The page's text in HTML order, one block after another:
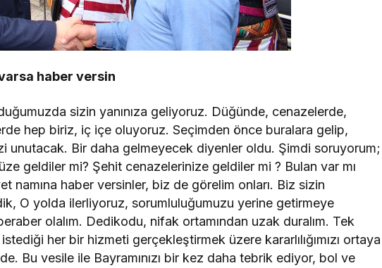
haber versin
sizin yanınıza geliyoruz. Düğünde, cenazelerde,
hep biriz, iç içe oluyoruz. Seçimden önce buralara gelip,
unutacak. Bir daha gelmeyecek diyenler oldu. Şimdi soruyorum;
geldiler mi? Şehit cenazelerinize geldiler mi ? Bulan var mı
namına haber versinler, biz de görelim onları. Biz sizin
O yolda ilerliyoruz, sorumluluğumuzu yerine getirmeye
olalım. Dedikodu, nifak ortamından uzak duralım. Tek
istediği her bir hizmeti gerçekleştirmek üzere kararlılığımızı ortaya
Bu vesile ile Bayramınızı bir kez daha tebrik ediyor, bol ve